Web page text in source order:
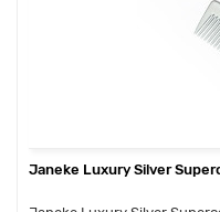
необычные цветовые
удовольствие от
Janeke Luxury Silver